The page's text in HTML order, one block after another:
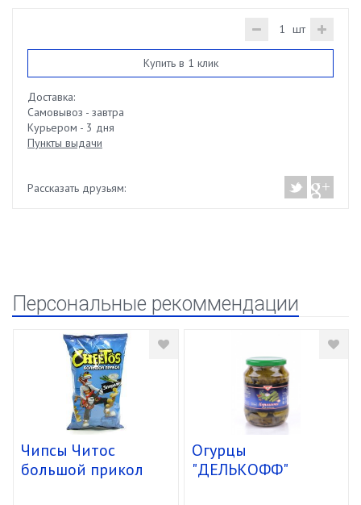
шт
Купить в 1 клик
Доставка:
Самовывоз - завтра
Курьером - 3 дня
Пункты выдачи
Рассказать друзьям:
Персональные рекоммендации
Чипсы Читос
большой прикол
Огурцы
"ДЕЛЬКОФФ"